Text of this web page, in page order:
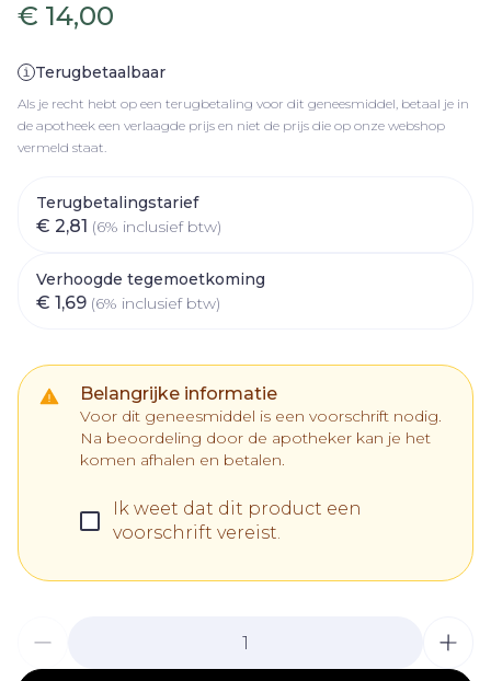
€ 14,00
Terugbetaalbaar
Als je recht hebt op een terugbetaling voor dit geneesmiddel, betaal je in
de apotheek een verlaagde prijs en niet de prijs die op onze webshop
vermeld staat.
Terugbetalingstarief
€ 2,81 (6% inclusief btw)
Verhoogde tegemoetkoming
€ 1,69 (6% inclusief btw)
Belangrijke informatie
Voor dit geneesmiddel is een voorschrift nodig.
Na beoordeling door de apotheker kan je het
komen afhalen en betalen.
Ik weet dat dit product een
voorschrift vereist.